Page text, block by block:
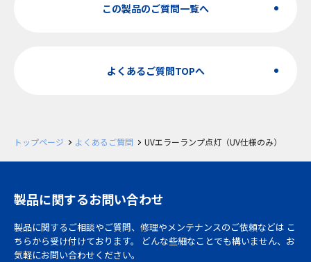
この製品のご質問一覧へ
よくあるご質問TOPへ
トップページ よくあるご質問 UVエラーランプ点灯（UV仕様のみ）
製品に関するお問い合わせ
製品に関するご相談やご質問、修理やメンテナンスのご依頼などは こ
ちらから受け付けております。
どんな些細なことでも構いません、お
気軽にお問い合わせください。